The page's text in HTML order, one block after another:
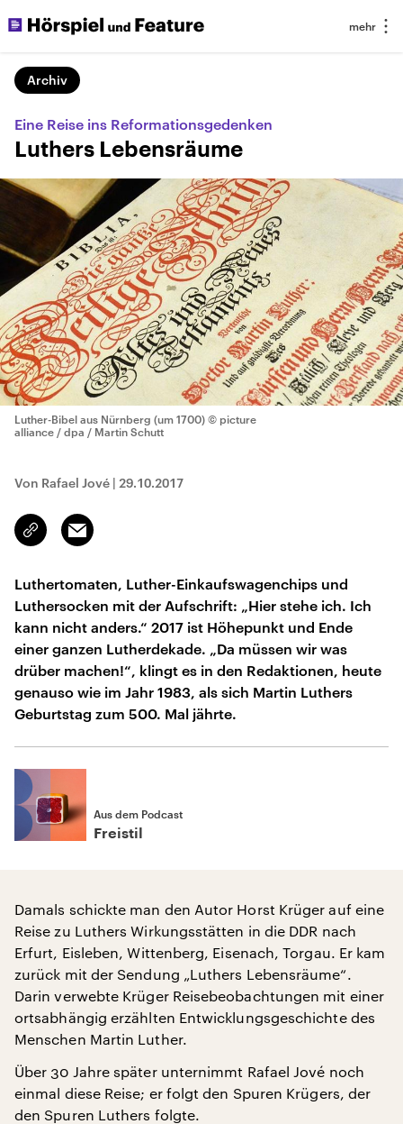
Archiv
Eine Reise ins Reformationsgedenken
Luthers Lebensräume
Luther-Bibel aus Nürnberg (um 1700) © picture
alliance / dpa / Martin Schutt
Von Rafael Jové | 29.10.2017
Link
kopieren/teilen
Email
Luthertomaten, Luther-Einkaufswagenchips und
Luthersocken mit der Aufschrift: „Hier stehe ich. Ich
kann nicht anders.“ 2017 ist Höhepunkt und Ende
einer ganzen Lutherdekade. „Da müssen wir was
drüber machen!“, klingt es in den Redaktionen, heute
genauso wie im Jahr 1983, als sich Martin Luthers
Geburtstag zum 500. Mal jährte.
Aus dem Podcast
Freistil
Damals schickte man den Autor Horst Krüger auf eine
Reise zu Luthers Wirkungsstätten in die DDR nach
Erfurt, Eisleben, Wittenberg, Eisenach, Torgau. Er kam
zurück mit der Sendung „Luthers Lebensräume“.
Darin verwebte Krüger Reisebeobachtungen mit einer
ortsabhängig erzählten Entwicklungsgeschichte des
Menschen Martin Luther.
Über 30 Jahre später unternimmt Rafael Jové noch
einmal diese Reise; er folgt den Spuren Krügers, der
den Spuren Luthers folgte.